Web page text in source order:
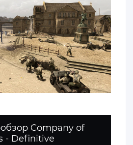
Company of
- Definitive